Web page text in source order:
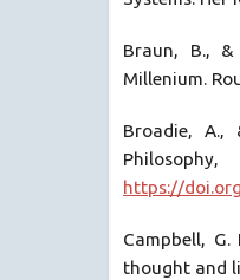
Braun, B.,
Millenium.
Broadie, A.,
https://
Campbell,
thought and